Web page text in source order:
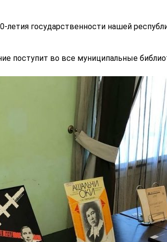
государственности нашей
поступит во все муниципальные